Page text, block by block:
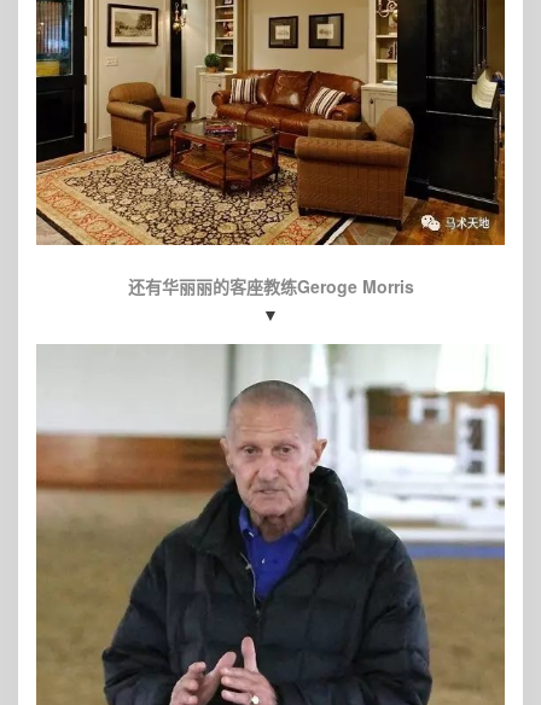
还有华丽丽的客座教练Geroge Morris
▼